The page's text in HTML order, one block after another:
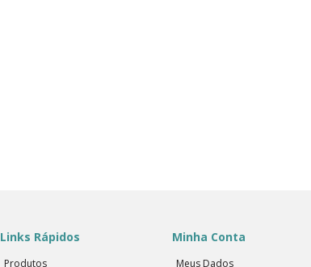
Links Rápidos
Produtos
Minha Conta
Meus Dados